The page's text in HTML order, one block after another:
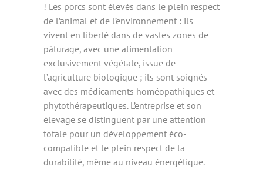
! Les porcs sont élevés dans le plein respect
de l’animal et de l’environnement : ils
vivent en liberté dans de vastes zones de
pâturage, avec une alimentation
exclusivement végétale, issue de
l’agriculture biologique ; ils sont soignés
avec des médicaments homéopathiques et
phytothérapeutiques. L’entreprise et son
élevage se distinguent par une attention
totale pour un développement éco-
compatible et le plein respect de la
durabilité, même au niveau énergétique.